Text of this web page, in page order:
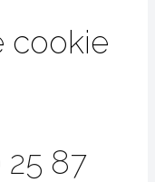
cookie
25 87